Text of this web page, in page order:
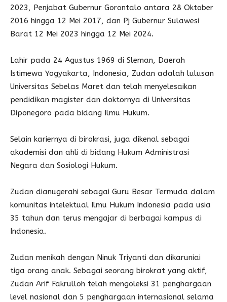
2023, Penjabat Gubernur Gorontalo antara 28 Oktober
2016 hingga 12 Mei 2017, dan Pj Gubernur Sulawesi
Barat 12 Mei 2023 hingga 12 Mei 2024.
Lahir pada 24 Agustus 1969 di Sleman, Daerah
Istimewa Yogyakarta, Indonesia, Zudan adalah lulusan
Universitas Sebelas Maret dan telah menyelesaikan
pendidikan magister dan doktornya di Universitas
Diponegoro pada bidang Ilmu Hukum.
Selain kariernya di birokrasi, juga dikenal sebagai
akademisi dan ahli di bidang Hukum Administrasi
Negara dan Sosiologi Hukum.
Zudan dianugerahi sebagai Guru Besar Termuda dalam
komunitas intelektual Ilmu Hukum Indonesia pada usia
35 tahun dan terus mengajar di berbagai kampus di
Indonesia.
Zudan menikah dengan Ninuk Triyanti dan dikaruniai
tiga orang anak. Sebagai seorang birokrat yang aktif,
Zudan Arif Fakrulloh telah mengoleksi 31 penghargaan
level nasional dan 5 penghargaan internasional selama